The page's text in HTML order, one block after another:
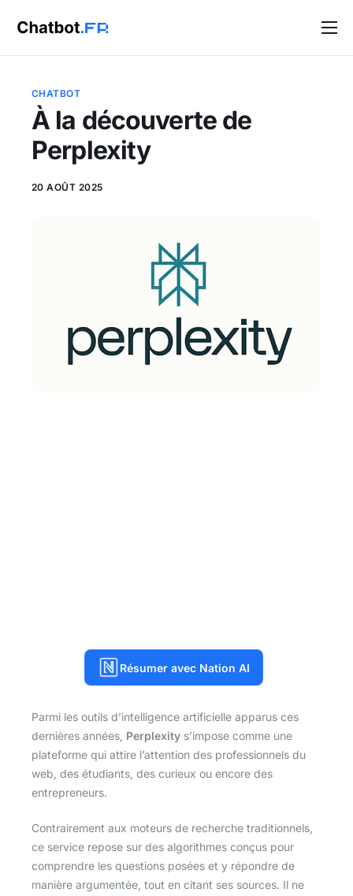
Solutions
Blog
Contact
CHATBOT
À la découverte de
Perplexity
20 AOÛT 2025
Résumer avec Nation AI
Parmi les outils d’intelligence artificielle apparus ces
dernières années, Perplexity s’impose comme une
plateforme qui attire l’attention des professionnels du
web, des étudiants, des curieux ou encore des
entrepreneurs.
Contrairement aux moteurs de recherche traditionnels,
ce service repose sur des algorithmes conçus pour
comprendre les questions posées et y répondre de
manière argumentée, tout en citant ses sources. Il ne